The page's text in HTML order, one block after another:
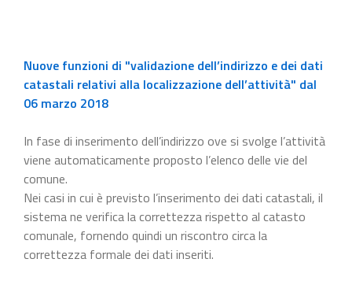
Nuove funzioni di "validazione dell’indirizzo e dei dati
catastali relativi alla localizzazione dell’attività" dal
06 marzo 2018
In fase di inserimento dell’indirizzo ove si svolge l’attività
viene automaticamente proposto l’elenco delle vie del
comune.
Nei casi in cui è previsto l’inserimento dei dati catastali, il
sistema ne verifica la correttezza rispetto al catasto
comunale, fornendo quindi un riscontro circa la
correttezza formale dei dati inseriti.